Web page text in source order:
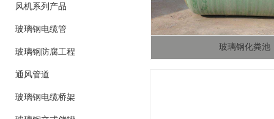
风机系列产品
玻璃钢电缆管
玻璃钢防腐工程
通风管道
玻璃钢电缆桥架
玻璃钢化粪池